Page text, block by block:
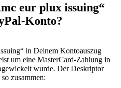
eur plux issuing“
Konto?
in Deinem Kontoauszug
um eine MasterCard-Zahlung in
wurde. Der Deskriptor
zusammen: